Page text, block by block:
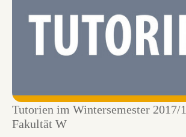
Tutorien im Wintersemester 2017/
Fakultät W